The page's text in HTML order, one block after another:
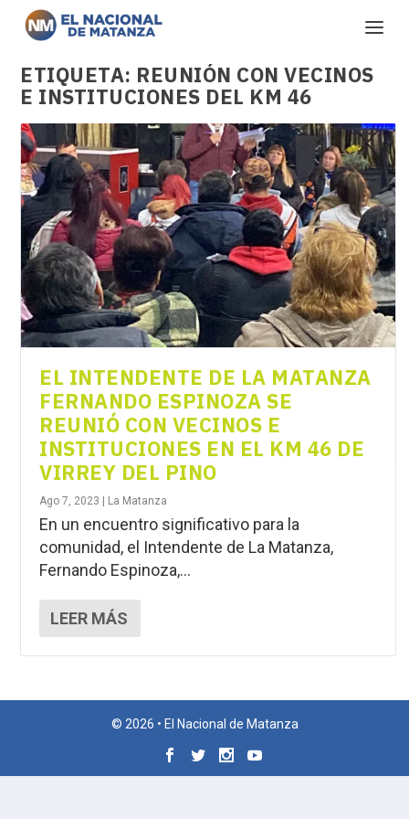
ETIQUETA: REUNIÓN CON VECINOS
E INSTITUCIONES DEL KM 46
EL INTENDENTE DE LA MATANZA
FERNANDO ESPINOZA SE
REUNIÓ CON VECINOS E
INSTITUCIONES EN EL KM 46 DE
VIRREY DEL PINO
Ago 7, 2023 La Matanza
En un encuentro significativo para la
comunidad, el Intendente de La Matanza,
Fernando Espinoza,...
LEER MÁS
© 2026 • El Nacional de Matanza